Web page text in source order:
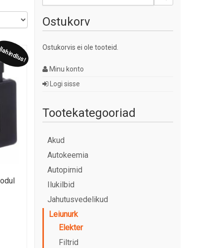
Ostukorv
Ostukorvis ei ole tooteid.
Minu konto
Logi sisse
Tootekategooriad
Akud
Autokeemia
Autopirnid
Ilukilbid
Jahutusvedelikud
Leiunurk
Elekter
Filtrid